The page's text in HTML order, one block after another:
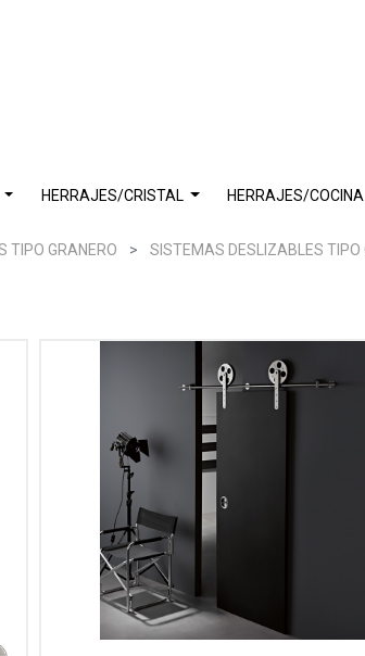
HERRAJES/CRISTAL HERRAJES/COCINA
TIPO GRANERO SISTEMAS DESLIZABLES TIPO